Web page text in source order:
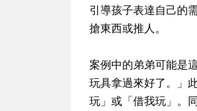
引導孩子表達自己的
搶東西或推人。
案例中的弟弟可能是
玩具拿過來好了。」
玩」或「借我玩」。